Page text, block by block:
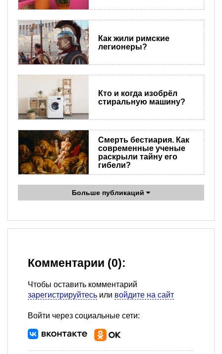
Как жили римские
легионеры?
Кто и когда изобрёл
стиральную машину?
Смерть бестиария. Как
современные ученые
раскрыли тайну его
гибели?
Больше публикаций
Комментарии (0):
Чтобы оставить комментарий
зарегистрируйтесь или войдите на сайт
Войти через социальные сети: